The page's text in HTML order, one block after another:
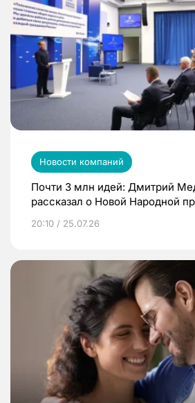
Новости компаний
Почти 3 млн идей: Дмитрий
рассказал о Новой Народной
20:10 / 25.07.26